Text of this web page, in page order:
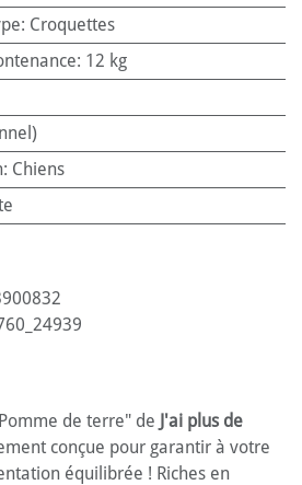
: Croquettes
: 12 kg
: Chiens
de terre" de J'ai plus de
conçue pour garantir à votre
équilibrée ! Riches en